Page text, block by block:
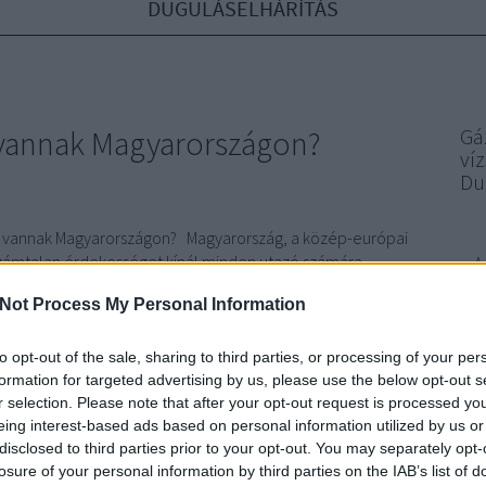
Process My Personal Information
opt-out of the sale, sharing to third parties, or processing of your
for targeted advertising by us, please use the below opt-out
selection. Please note that after your opt-out request is processed
interest-based ads based on personal information utilized by us
to third parties prior to your opt-out. You may separately
of your personal information by third parties on the IAB’s list of
DUGULÁSELHÁRÍTÁS
Magyarországon?
Magyarországon? Magyarország, a közép-európai
érdekességet kínál minden utazó számára.
kikapcsolódni vágyó turistáknak. Ebben a cikkben…
TOVÁBB